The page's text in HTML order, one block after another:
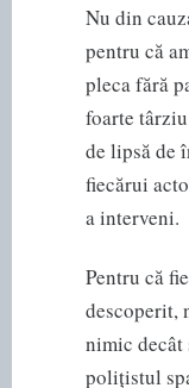
Nu din
pentru că
pleca fără
foarte
de lipsă de
fiecărui
a interveni.
Pentru că
descoperit,
nimic decât
polițistul